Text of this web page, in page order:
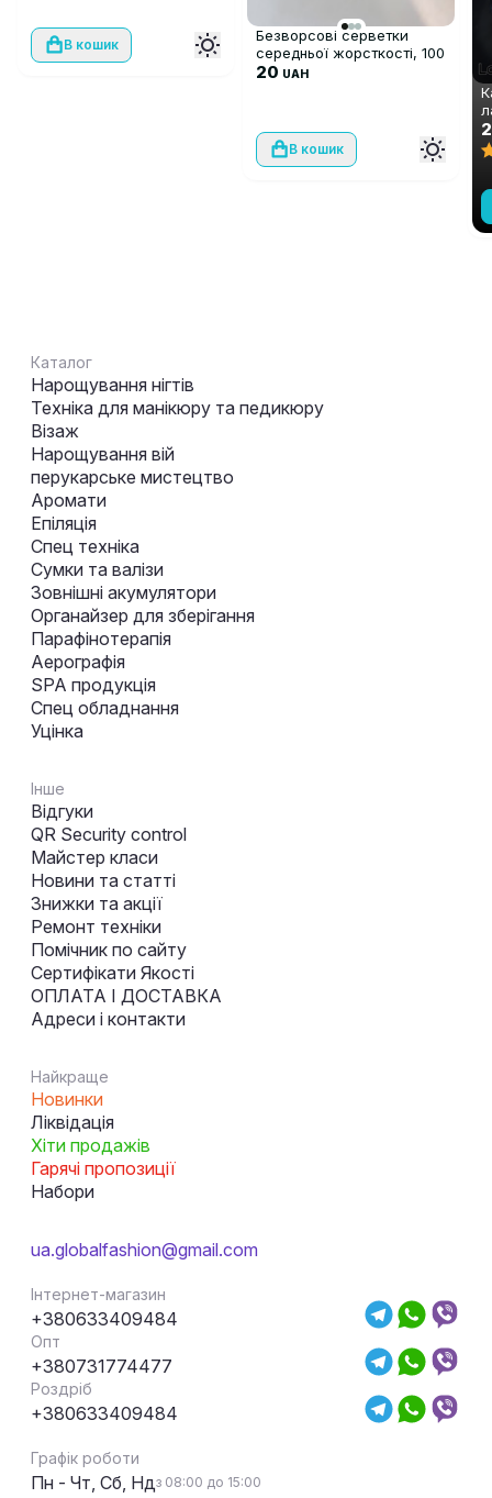
В кошик
Безворсові серветки
середньої жорсткості, 100
шт
20 UAH
В кошик
Каталог
Нарощування нігтів
Техніка для манікюру та педикюру
Візаж
Нарощування вій
перукарське мистецтво
Аромати
Епіляція
Спец техніка
Сумки та валізи
Зовнішні акумулятори
Органайзер для зберігання
Парафінотерапія
Аерографія
SPA продукція
Спец обладнання
Уцінка
Інше
Відгуки
QR Security control
Майстер класи
Новини та статті
Знижки та акції
Ремонт техніки
Помічник по сайту
Сертифікати Якості
ОПЛАТА І ДОСТАВКА
Адреси і контакти
Найкраще
Новинки
Ліквідація
Хіти продажів
Гарячі пропозиції
Набори
ua.globalfashion@gmail.com
Інтернет-магазин
+380633409484
Опт
+380731774477
Роздріб
+380633409484
Графік роботи
Пн - Чт, Сб, Ндз 08:00 до 15:00